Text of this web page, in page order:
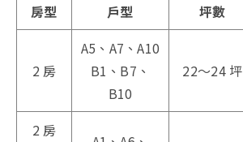
房型 戶型 坪數
2 房
A5、A7、A10
B1、B7、
B10
22～24 坪
2 房